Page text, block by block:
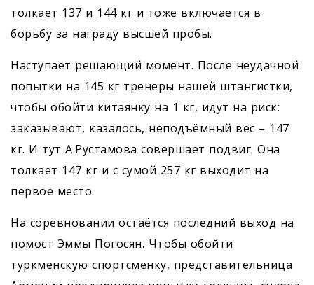
толкает 137 и 144 кг и тоже включается в
борьбу за награду высшей пробы.
Наступает решающий момент. После неудачной
попытки на 145 кг тренеры нашей штангистки,
чтобы обойти китаянку на 1 кг, идут на риск:
заказывают, казалось, неподъёмный вес – 147
кг. И тут А.Рустамова совершает подвиг. Она
толкает 147 кг и с сумой 257 кг выходит на
первое место.
На соревновании остаётся последний выход на
помост Эммы Погосян. Чтобы обойти
туркменскую спортсменку, представительница